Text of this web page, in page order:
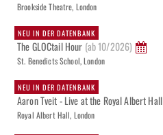
Brookside Theatre, London
NEU IN DER DATENBANK
The GLOCtail Hour (ab 10/2026)
St. Benedicts School, London
NEU IN DER DATENBANK
Aaron Tveit - Live at the Royal Albert Hall
Royal Albert Hall, London